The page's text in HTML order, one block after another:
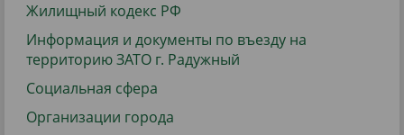
Жилищный кодекс РФ
Информация и документы по въезду на
территорию ЗАТО г. Радужный
Социальная сфера
Организации города